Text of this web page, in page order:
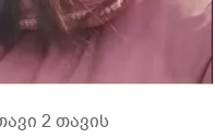
2 თავის